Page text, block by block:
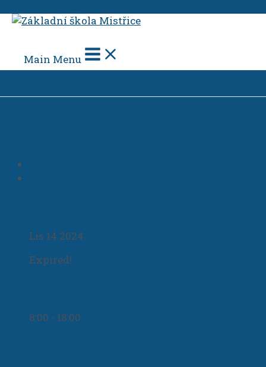
Main Menu
Lis 14 2024
Expired!
8:00 - 18:00